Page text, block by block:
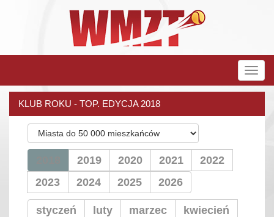
KLUB ROKU - TOP. EDYCJA 2018
2019 2020 2021
2022
2023
2024 2025 2026
styczeń luty marzec
kwiecień